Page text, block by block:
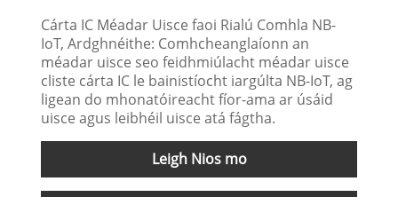
Cárta IC Méadar Uisce faoi Rialú Comhla NB-
IoT, Ardghnéithe: Comhcheanglaíonn an
méadar uisce seo feidhmiúlacht méadar uisce
cliste cárta IC le bainistíocht iargúlta NB-IoT, ag
ligean do mhonatóireacht fíor-ama ar úsáid
uisce agus leibhéil uisce atá fágtha.
Leigh Nios mo